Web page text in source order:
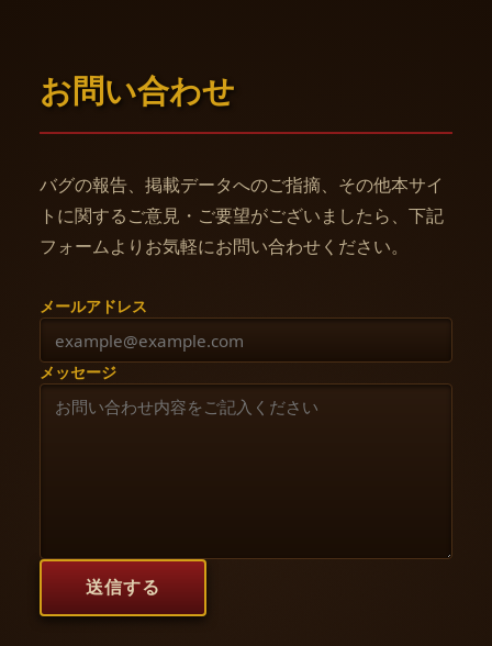
お問い合わせ
バグの報告、掲載データへのご指摘、その他本サイ
トに関するご意見・ご要望がございましたら、下記
フォームよりお気軽にお問い合わせください。
メールアドレス
メッセージ
送信する